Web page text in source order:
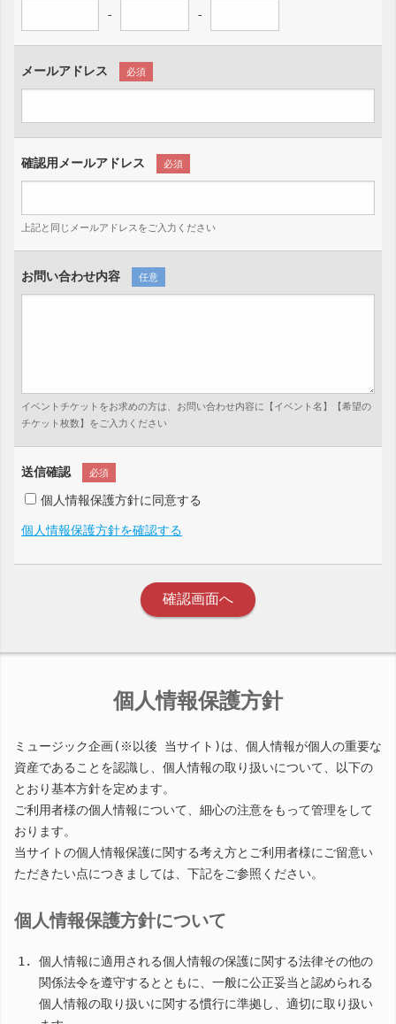
- -
メールアドレス 必須
確認用メールアドレス 必須
上記と同じメールアドレスをご入力ください
お問い合わせ内容 任意
イベントチケットをお求めの方は、お問い合わせ内容に【イベント名】【希望の
チケット枚数】をご入力ください
送信確認 必須
個人情報保護方針に同意する
個人情報保護方針を確認する
個人情報保護方針
ミュージック企画(※以後 当サイト)は、個人情報が個人の重要な
資産であることを認識し、個人情報の取り扱いについて、以下の
とおり基本方針を定めます。
ご利用者様の個人情報について、細心の注意をもって管理をして
おります。
当サイトの個人情報保護に関する考え方とご利用者様にご留意い
ただきたい点につきましては、下記をご参照ください。
個人情報保護方針について
個人情報に適用される個人情報の保護に関する法律その他の
関係法令を遵守するとともに、一般に公正妥当と認められる
個人情報の取り扱いに関する慣行に準拠し、適切に取り扱い